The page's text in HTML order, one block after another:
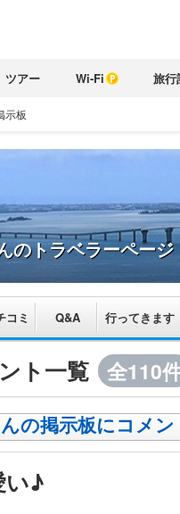
ツアー Wi-Fi 旅行
示板
のトラベラーページ
コミ Q&A 行ってきます
ト一覧 全110
の掲示板にコメ
い♪